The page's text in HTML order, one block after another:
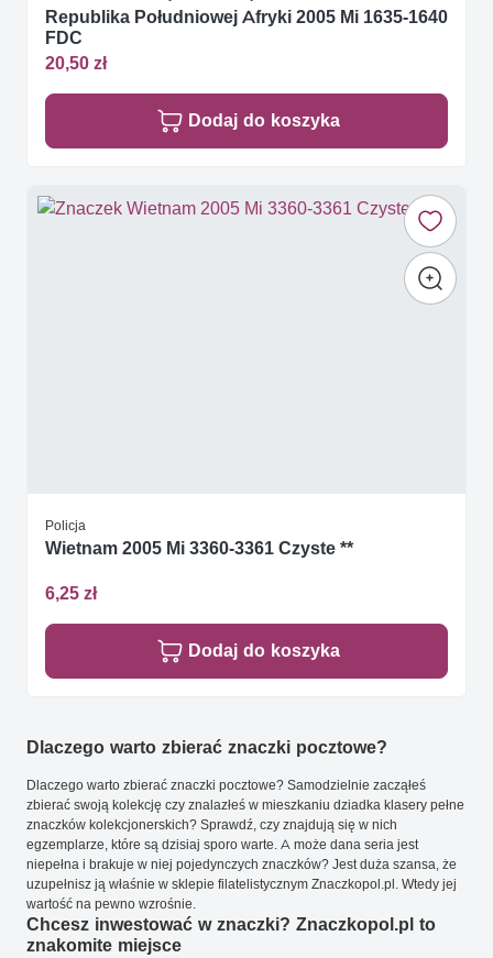
Republika Południowej Afryki 2005 Mi 1635-1640
FDC
20,50 zł
Dodaj do koszyka
Policja
Wietnam 2005 Mi 3360-3361 Czyste **
6,25 zł
Dodaj do koszyka
Dlaczego warto zbierać znaczki pocztowe?
Dlaczego warto zbierać znaczki pocztowe? Samodzielnie zacząłeś
zbierać swoją kolekcję czy znalazłeś w mieszkaniu dziadka klasery pełne
znaczków kolekcjonerskich? Sprawdź, czy znajdują się w nich
egzemplarze, które są dzisiaj sporo warte. A może dana seria jest
niepełna i brakuje w niej pojedynczych znaczków? Jest duża szansa, że
uzupełnisz ją właśnie w sklepie filatelistycznym Znaczkopol.pl. Wtedy jej
wartość na pewno wzrośnie.
Chcesz inwestować w znaczki? Znaczkopol.pl to
znakomite miejsce